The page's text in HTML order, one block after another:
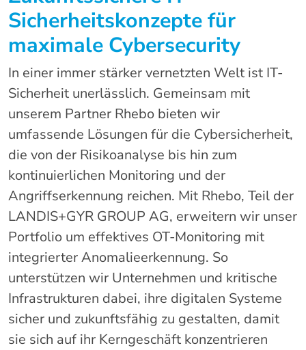
Sicherheitskonzepte für
maximale Cybersecurity
In einer immer stärker vernetzten Welt ist IT-
Sicherheit unerlässlich. Gemeinsam mit
unserem Partner Rhebo bieten wir
umfassende Lösungen für die Cybersicherheit,
die von der Risikoanalyse bis hin zum
kontinuierlichen Monitoring und der
Angriffserkennung reichen. Mit Rhebo, Teil der
LANDIS+GYR GROUP AG, erweitern wir unser
Portfolio um effektives OT-Monitoring mit
integrierter Anomalieerkennung. So
unterstützen wir Unternehmen und kritische
Infrastrukturen dabei, ihre digitalen Systeme
sicher und zukunftsfähig zu gestalten, damit
sie sich auf ihr Kerngeschäft konzentrieren